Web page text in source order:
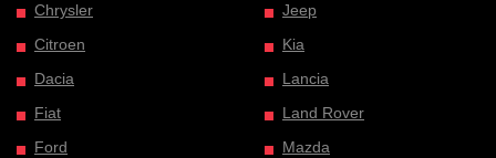
Chrysler
Citroen
Dacia
Fiat
Ford
Jeep
Kia
Lancia
Land Rover
Mazda